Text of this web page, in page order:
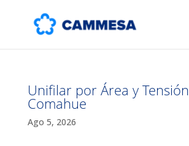
Unifilar por Área y Tensión
Comahue
Ago 5, 2026